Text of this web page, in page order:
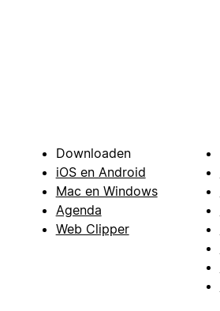
Downloaden
iOS en Android
Mac en Windows
Agenda
Web Clipper